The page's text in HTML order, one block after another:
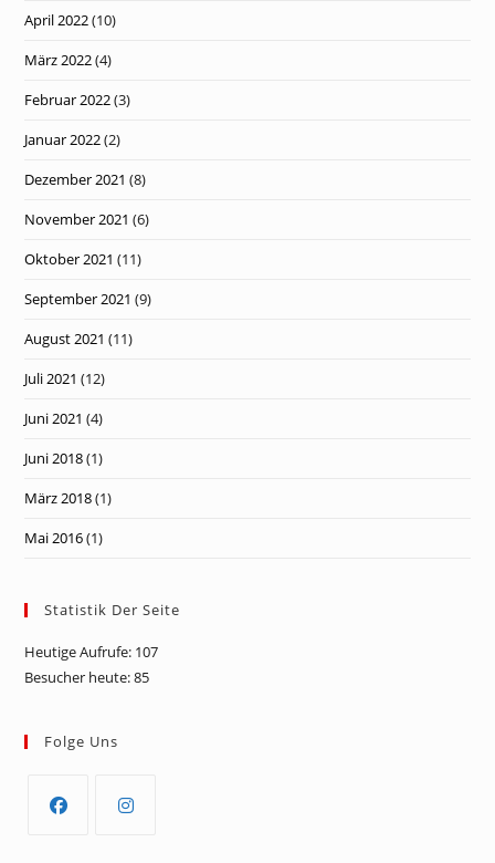
April 2022(10)
März 2022(4)
Februar 2022(3)
Januar 2022(2)
Dezember 2021 (8)
November 2021 (6)
Oktober 2021 (11)
September 2021 (9)
August 2021 (11)
Juli 2021 (12)
Juni 2021 (4)
Juni 2018(1)
März 2018(1)
Mai 2016(1)
Statistik Der Seite
Heutige Aufrufe: 107
Besucher heute:85
Folge Uns